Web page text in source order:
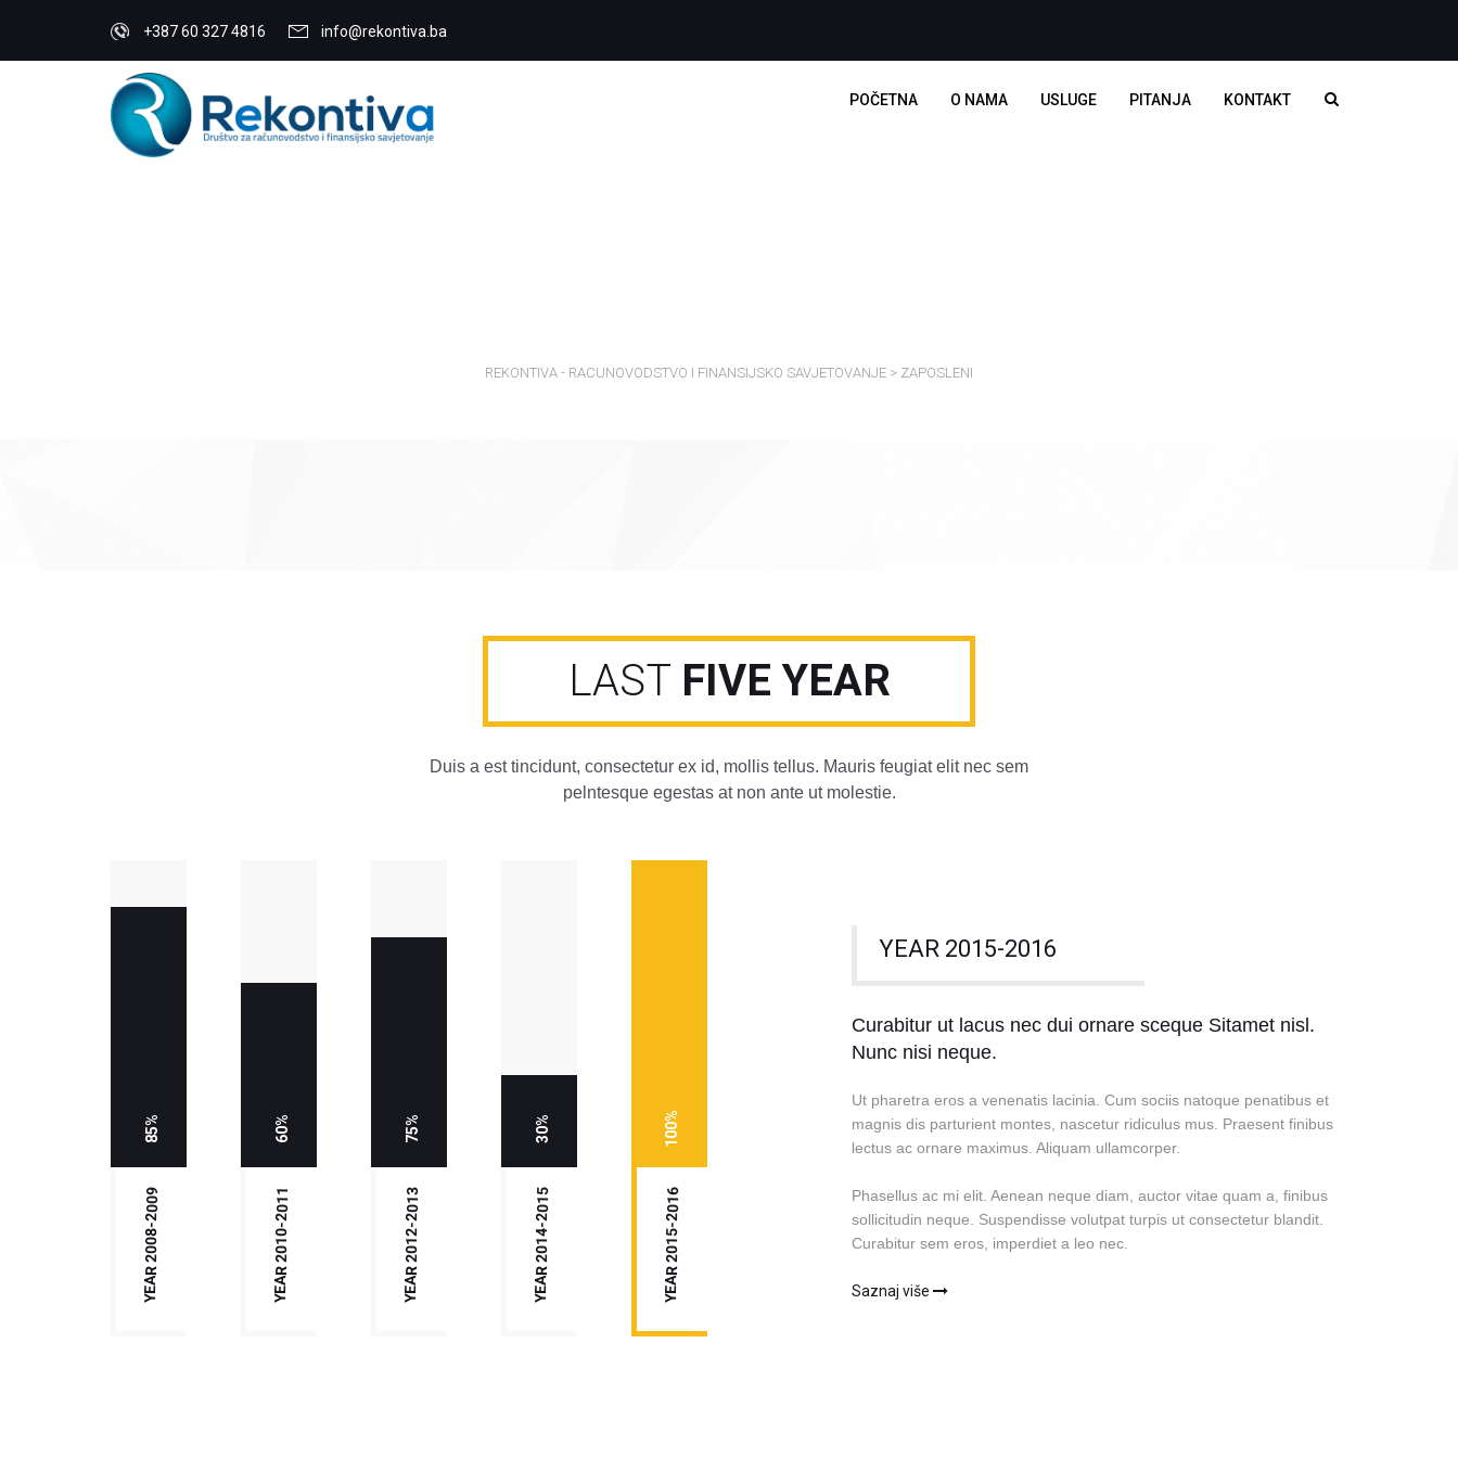
+387 60 327 4816 info@rekontiva.ba
POČETNA O NAMA USLUGE PITANJA KONTAKT
REKONTIVA - RACUNOVODSTVO I FINANSIJSKO SAVJETOVANJE > ZAPOSLENI
LAST FIVE YEAR
Duis a est tincidunt, consectetur ex id, mollis tellus. Mauris feugiat elit nec sem
pelntesque egestas at non ante ut molestie.
85% 60% 75% 30% 100%
YEAR 2008-2009 YEAR 2010-2011 YEAR 2012-2013 YEAR 2014-2015 YEAR 2015-2016
YEAR 2015-2016
Curabitur ut lacus nec dui ornare sceque Sitamet nisl.
Nunc nisi neque.
Ut pharetra eros a venenatis lacinia. Cum sociis natoque penatibus et
magnis dis parturient montes, nascetur ridiculus mus. Praesent finibus
lectus ac ornare maximus. Aliquam ullamcorper.
Phasellus ac mi elit. Aenean neque diam, auctor vitae quam a, finibus
sollicitudin neque. Suspendisse volutpat turpis ut consectetur blandit.
Curabitur sem eros, imperdiet a leo nec.
Saznaj više